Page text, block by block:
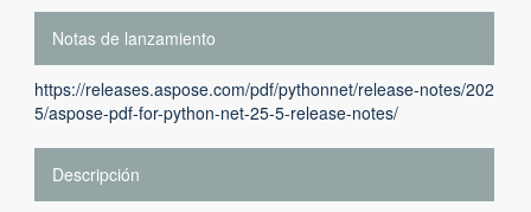
Notas de lanzamiento
https://releases.aspose.com/pdf/pythonnet/release-notes/202
5/aspose-pdf-for-python-net-25-5-release-notes/
Descripción